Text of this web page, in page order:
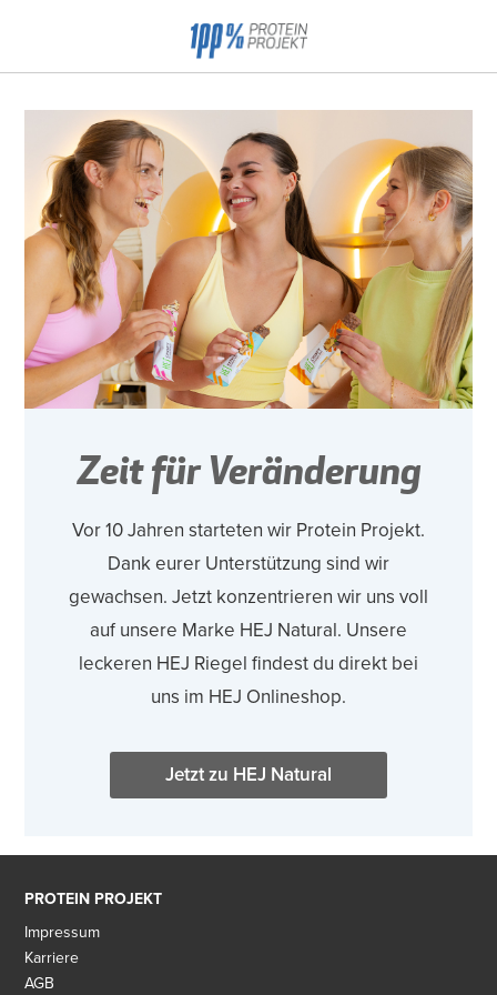
Zeit für Veränderung
Vor 10 Jahren starteten wir Protein Projekt.
Dank eurer Unterstützung sind wir
gewachsen. Jetzt konzentrieren wir uns voll
auf unsere Marke HEJ Natural. Unsere
leckeren HEJ Riegel findest du direkt bei
uns im HEJ Onlineshop.
Jetzt zu HEJ Natural
PROTEIN PROJEKT
Impressum
Karriere
AGB